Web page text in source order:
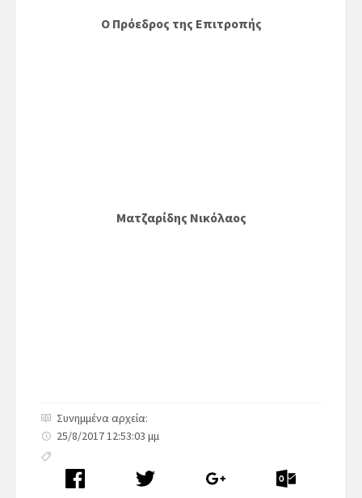
Ο Πρόεδρος της Επιτροπής
Ματζαρίδης Νικόλαος
Συνημμένα αρχεία:
25/8/2017 12:53:03 μμ